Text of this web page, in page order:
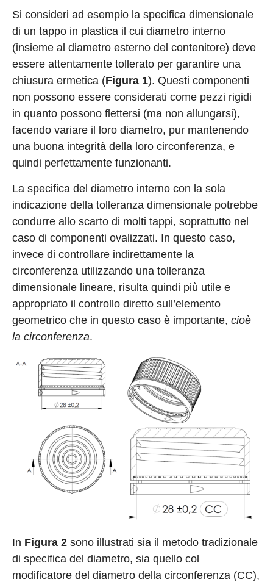
Si consideri ad esempio la specifica dimensionale
di un tappo in plastica il cui diametro interno
(insieme al diametro esterno del contenitore) deve
essere attentamente tollerato per garantire una
chiusura ermetica (Figura 1). Questi componenti
non possono essere considerati come pezzi rigidi
in quanto possono flettersi (ma non allungarsi),
facendo variare il loro diametro, pur mantenendo
una buona integrità della loro circonferenza, e
quindi perfettamente funzionanti.
La specifica del diametro interno con la sola
indicazione della tolleranza dimensionale potrebbe
condurre allo scarto di molti tappi, soprattutto nel
caso di componenti ovalizzati. In questo caso,
invece di controllare indirettamente la
circonferenza utilizzando una tolleranza
dimensionale lineare, risulta quindi più utile e
appropriato il controllo diretto sull’elemento
geometrico che in questo caso è importante, cioè
la circonferenza.
In Figura 2 sono illustrati sia il metodo tradizionale
di specifica del diametro, sia quello col
modificatore del diametro della circonferenza (CC),